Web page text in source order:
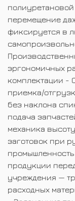
перемещение
фиксируется в
эргономичных
комплектации -
приемка/
без наклона
подача
механика
заготовок при
продукции
учреждения —
расходных